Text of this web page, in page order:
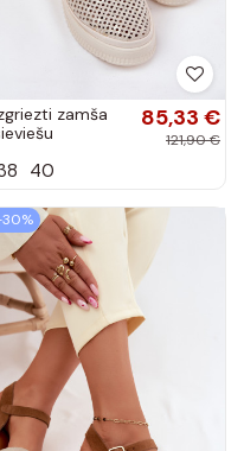
zamša
smilšu-
56C2108
85,33 €
121,90 €
40